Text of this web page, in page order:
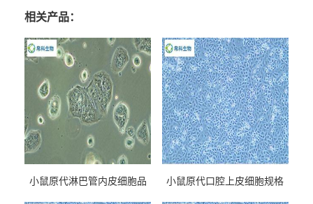
相关产品：
小鼠原代淋巴管内皮细胞品
小鼠原代口腔上皮细胞规格